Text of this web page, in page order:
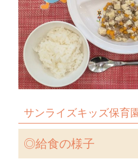
サンライズキッズ保育
◎給食の様子